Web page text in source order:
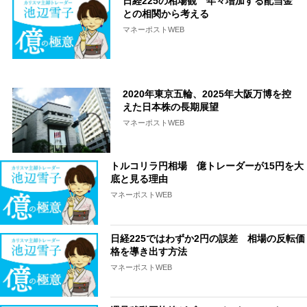
との相関から考える
マネーポストWEB
2020年東京五輪、2025年大阪万博を控
えた日本株の長期展望
マネーポストWEB
トルコリラ円相場 億トレーダーが15円を大
底と見る理由
マネーポストWEB
日経225ではわずか2円の誤差 相場の反転価
格を導き出す方法
マネーポストWEB